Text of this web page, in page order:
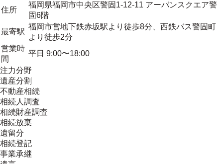
住所
福岡県福岡市中央区警固1-12-11 アーバンスクエア警
固6階
最寄駅
福岡市営地下鉄赤坂駅より徒歩8分、西鉄バス警固町
より徒歩2分
営業時
間
平日 9:00〜18:00
注力分野
遺産分割
不動産相続
相続人調査
相続財産調査
相続放棄
遺留分
相続登記
事業承継